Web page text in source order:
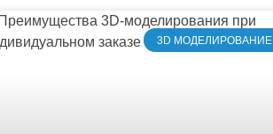
3D МОДЕЛИРОВАНИЕ